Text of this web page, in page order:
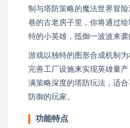
制与塔防策略的魔法世界冒
巷的古老房子里，你将通过
特的小英雄，抵御一波波来袭
游戏以独特的图形合成机制
完善工厂设施来实现英雄量
满策略深度的塔防玩法，适
防御的玩家。
功能特点